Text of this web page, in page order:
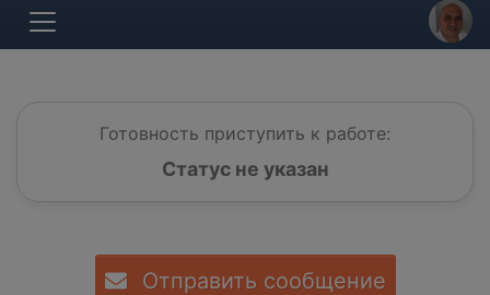
Готовность приступить к работе:
Статус не указан
Отправить сообщение